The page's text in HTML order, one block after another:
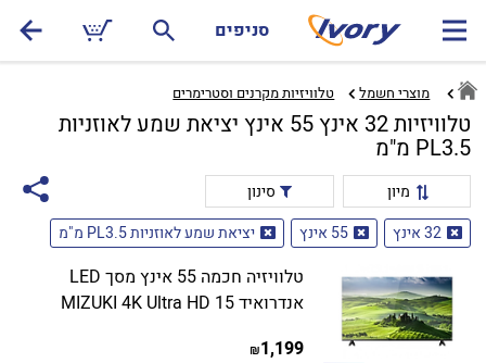
סניפים
מוצרי חשמל טלוויזיות מקרנים וסטרימרים‏
טלוויזיות 32 אינץ 55 אינץ יציאת שמע לאוזניות
PL3.5 מ"מ
מיון
סינון
32 אינץ
55 אינץ יציאת שמע לאוזניות PL3.5 מ"מ
טלוויזיה חכמה 55 אינץ מסך LED
אנדרואיד 15 MIZUKI 4K Ultra HD
1,199
₪